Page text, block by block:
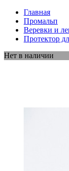
Главная
Промальп
Веревки и
Протектор
Нет в наличии